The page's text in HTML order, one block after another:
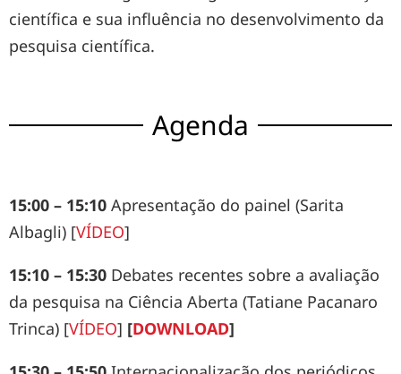
científica e sua influência no desenvolvimento da
pesquisa científica.
Agenda
15:00 – 15:10 Apresentação do painel (Sarita
Albagli) [VÍDEO]
15:10 – 15:30 Debates recentes sobre a avaliação
da pesquisa na Ciência Aberta (Tatiane Pacanaro
Trinca) [VÍDEO] [DOWNLOAD]